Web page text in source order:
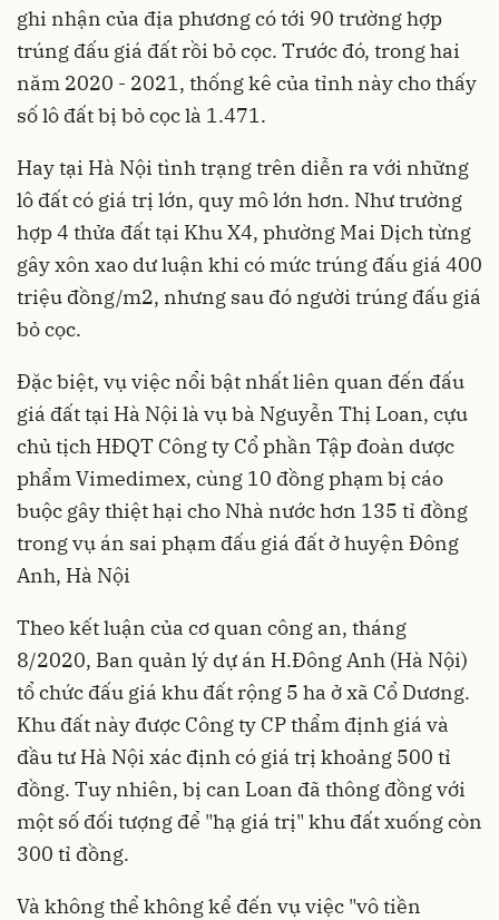
ghi nhận của địa phương có tới 90 trường hợp
trúng đấu giá đất rồi bỏ cọc. Trước đó, trong hai
năm 2020 - 2021, thống kê của tỉnh này cho thấy
số lô đất bị bỏ cọc là 1.471.
Hay tại Hà Nội tình trạng trên diễn ra với những
lô đất có giá trị lớn, quy mô lớn hơn. Như trường
hợp 4 thửa đất tại Khu X4, phường Mai Dịch từng
gây xôn xao dư luận khi có mức trúng đấu giá 400
triệu đồng/m2, nhưng sau đó người trúng đấu giá
bỏ cọc.
Đặc biệt, vụ việc nổi bật nhất liên quan đến đấu
giá đất tại Hà Nội là vụ bà Nguyễn Thị Loan, cựu
chủ tịch HĐQT Công ty Cổ phần Tập đoàn dược
phẩm Vimedimex, cùng 10 đồng phạm bị cáo
buộc gây thiệt hại cho Nhà nước hơn 135 tỉ đồng
trong vụ án sai phạm đấu giá đất ở huyện Đông
Anh, Hà Nội
Theo kết luận của cơ quan công an, tháng
8/2020, Ban quản lý dự án H.Đông Anh (Hà Nội)
tổ chức đấu giá khu đất rộng 5 ha ở xã Cổ Dương.
Khu đất này được Công ty CP thẩm định giá và
đầu tư Hà Nội xác định có giá trị khoảng 500 tỉ
đồng. Tuy nhiên, bị can Loan đã thông đồng với
một số đối tượng để "hạ giá trị" khu đất xuống còn
300 tỉ đồng.
Và không thể không kể đến vụ việc "vô tiền